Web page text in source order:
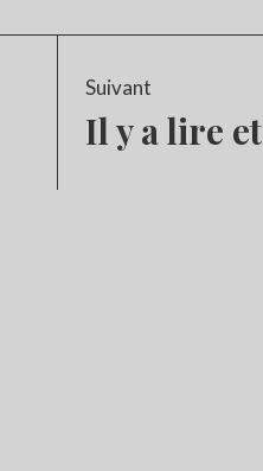
Suivant
Article
Suivant:
Il y a lire